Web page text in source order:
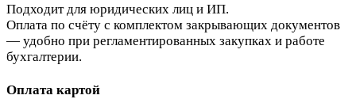
Подходит для юридических лиц и ИП.
Оплата по счёту с комплектом закрывающих документов
— удобно при регламентированных закупках и работе
бухгалтерии.
Оплата картой